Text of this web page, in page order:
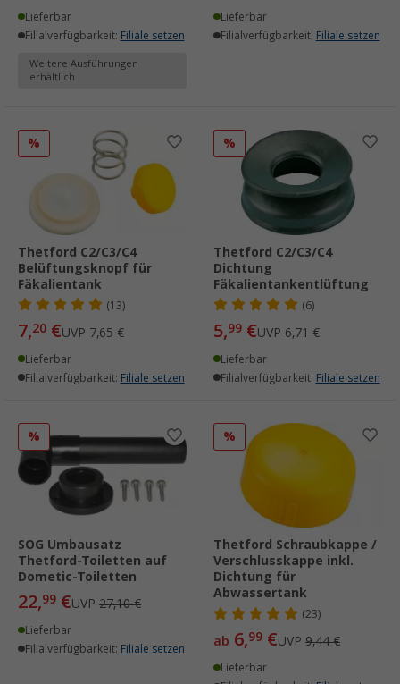
Lieferbar
Filialverfügbarkeit: Filiale setzen
Weitere Ausführungen
erhältlich
Lieferbar
Filialverfügbarkeit: Filiale setzen
%
Thetford C2/C3/C4
Belüftungsknopf für
Fäkalientank
(13)
7,20 €UVP 7,65 €
Lieferbar
Filialverfügbarkeit: Filiale setzen
%
Thetford C2/C3/C4
Dichtung
Fäkalientankentlüftung
(6)
5,99 €UVP 6,71 €
Lieferbar
Filialverfügbarkeit: Filiale setzen
%
SOG Umbausatz
Thetford-Toiletten auf
Dometic-Toiletten
22,99 €UVP 27,10 €
Lieferbar
Filialverfügbarkeit: Filiale setzen
%
Thetford Schraubkappe /
Verschlusskappe inkl.
Dichtung für
Abwassertank
(23)
ab 6,99 €UVP 9,44 €
Lieferbar